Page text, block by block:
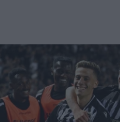
Κωνσταντινίδης: Έκανε
στα 48 του μαζί με τα